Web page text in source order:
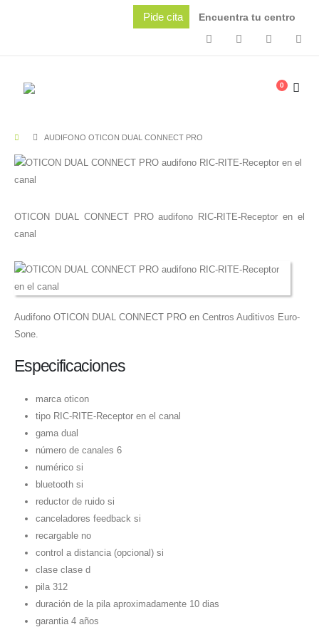
Pide cita Encuentra tu centro
0
AUDIFONO OTICON DUAL CONNECT PRO
OTICON DUAL CONNECT PRO audifono RIC-RITE-Receptor en el
canal
Audifono OTICON DUAL CONNECT PRO en Centros Auditivos Euro-
Sone.
Especificaciones
marca oticon
tipo RIC-RITE-Receptor en el canal
gama dual
número de canales 6
numérico si
bluetooth si
reductor de ruido si
canceladores feedback si
recargable no
control a distancia (opcional) si
clase clase d
pila 312
duración de la pila aproximadamente 10 dias
garantia 4 años